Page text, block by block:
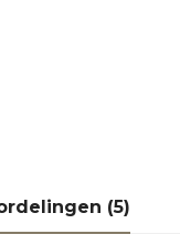
(5)